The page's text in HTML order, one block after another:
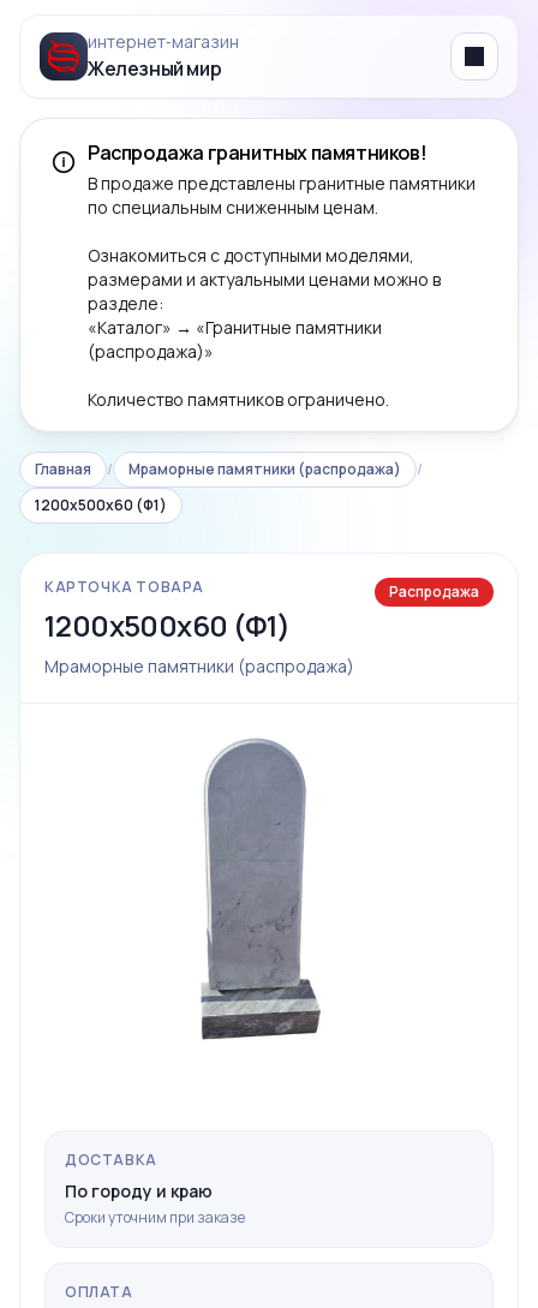
интернет‑магазин
Железный мир Menu
Распродажа гранитных памятников!
В продаже представлены гранитные памятники
по специальным сниженным ценам.
Ознакомиться с доступными моделями,
размерами и актуальными ценами можно в
разделе:
«Каталог» → «Гранитные памятники
(распродажа)»
Количество памятников ограничено.
Главная / Мраморные памятники (распродажа)
/
1200x500x60 (Ф1)
КАРТОЧКА ТОВАРА
1200x500x60 (Ф1)
Мраморные памятники (распродажа)
Распродажа
ДОСТАВКА
По городу и краю
Сроки уточним при заказе
ОПЛАТА